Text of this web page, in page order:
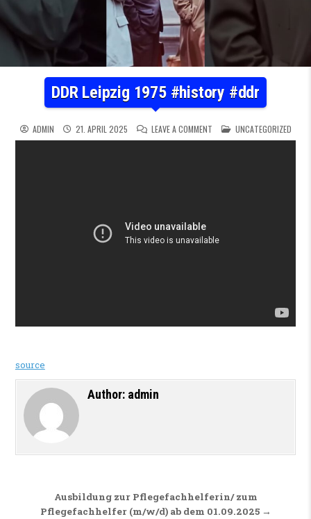
DDR Leipzig 1975 #history #ddr
ADMIN 21. APRIL 2025 LEAVE A COMMENTON DDR LEIPZIG 1975
POSTED IN
UNCATEGORIZED
source
Author: admin
Beitragsnavigation
Ausbildung zur Pflegefachhelferin/ zum
Pflegefachhelfer (m/w/d) ab dem 01.09.2025 →